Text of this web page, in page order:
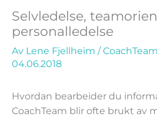
Selvledelse,
personalledelse
Av Lene Fjellheim /
04.06.2018
Hvordan bearbeider du
CoachTeam blir ofte brukt av